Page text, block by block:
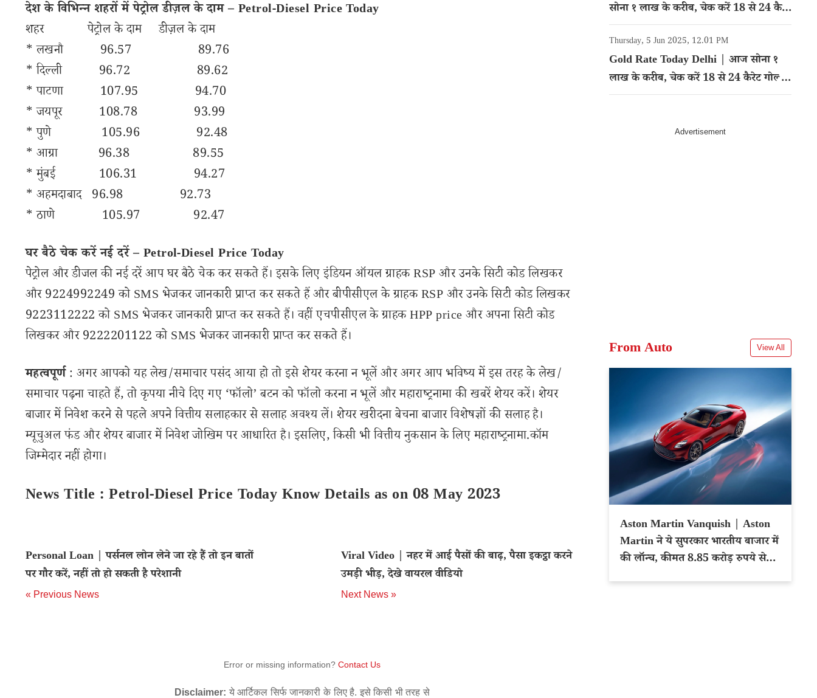
देश के विभिन्न शहरों में पेट्रोल डीज़ल के दाम – Petrol-Diesel Price Today
शहर पेट्रोल के दाम डीज़ल के दाम
* लखनौ 96.57 89.76
* दिल्ली 96.72 89.62
* पाटणा 107.95 94.70
* जयपूर 108.78 93.99
* पुणे 105.96 92.48
* आग्रा 96.38 89.55
* मुंबई 106.31 94.27
* अहमदाबाद 96.98 92.73
* ठाणे 105.97 92.47
घर बैठे चेक करें नई दरें – Petrol-Diesel Price Today
पेट्रोल और डीजल की नई दरें आप घर बैठे चेक कर सकते हैं। इसके लिए इंडियन ऑयल ग्राहक RSP और उनके सिटी कोड लिखकर
और 9224992249 को SMS भेजकर जानकारी प्राप्त कर सकते हैं और बीपीसीएल के ग्राहक RSP और उनके सिटी कोड लिखकर
9223112222 को SMS भेजकर जानकारी प्राप्त कर सकते हैं। वहीं एचपीसीएल के ग्राहक HPP price और अपना सिटी कोड
लिखकर और 9222201122 को SMS भेजकर जानकारी प्राप्त कर सकते हैं।
महत्वपूर्ण: अगर आपको यह लेख/समाचार पसंद आया हो तो इसे शेयर करना न भूलें और अगर आप भविष्य में इस तरह के लेख/
समाचार पढ़ना चाहते हैं, तो कृपया नीचे दिए गए ‘फॉलो’ बटन को फॉलो करना न भूलें और महाराष्ट्रनामा की खबरें शेयर करें। शेयर
बाजार में निवेश करने से पहले अपने वित्तीय सलाहकार से सलाह अवश्य लें। शेयर खरीदना बेचना बाजार विशेषज्ञों की सलाह है।
म्यूचुअल फंड और शेयर बाजार में निवेश जोखिम पर आधारित है। इसलिए, किसी भी वित्तीय नुकसान के लिए महाराष्ट्रनामा.कॉम
जिम्मेदार नहीं होगा।
News Title : Petrol-Diesel Price Today Know Details as on 08 May 2023
Personal Loan | पर्सनल लोन लेने जा रहे हैं तो इन बातों
पर गौर करें, नहीं तो हो सकती है परेशानी
« Previous News
Viral Video | नहर में आई पैसों की बाढ़, पैसा इकट्ठा करने
उमड़ी भीड़, देखे वायरल वीडियो
Next News »
Error or missing information? Contact Us
Disclaimer: ये आर्टिकल सिर्फ जानकारी के लिए है. इसे किसी भी तरह से
सोना १ लाख के करीब, चेक करें 18 से 24 कैरेट
गोल्ड का रेट
Thursday, 5 Jun 2025, 12.01 PM
Gold Rate Today Delhi | आज सोना १
लाख के करीब, चेक करें 18 से 24 कैरेट गोल्ड
का रेट
From Auto View All
Aston Martin Vanquish | Aston
Martin ने ये सुपरकार भारतीय बाजार में
की लॉन्च, कीमत 8.85 करोड़ रुपये से